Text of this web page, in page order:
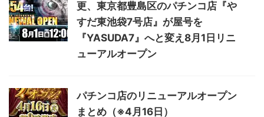
更、東京都豊島区のパチンコ店『や
すだ東池袋7号店』が屋号を
『YASUDA7』へと変え8月1日リニ
ューアルオープン
パチンコ店のリニューアルオープン
まとめ（※4月16日）